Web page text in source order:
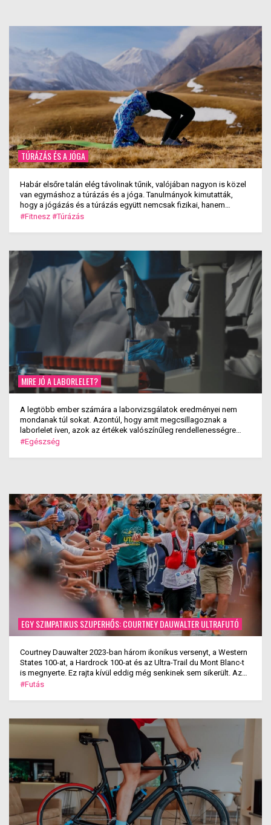
TÚRÁZÁS ÉS A JÓGA
Habár elsőre talán elég távolinak tűnik, valójában nagyon is közel
van egymáshoz a túrázás és a jóga. Tanulmányok kimutatták,
hogy a jógázás és a túrázás együtt nemcsak fizikai, hanem
mentális jóllétet is teremt.
#Fitnesz #Túrázás
MIRE JÓ A LABORLELET?
A legtöbb ember számára a laborvizsgálatok eredményei nem
mondanak túl sokat. Azontúl, hogy amit megcsillagoznak a
laborlelet íven, azok az értékek valószínűleg rendellenességre
utalnak, nem elég informatívak. Általában szükséges a
#Egészség
EGY SZIMPATIKUS SZUPERHŐS: COURTNEY DAUWALTER ULTRAFUTÓ
Courtney Dauwalter 2023-ban három ikonikus versenyt, a Western
States 100-at, a Hardrock 100-at és az Ultra-Trail du Mont Blanc-t
is megnyerte. Ez rajta kívül eddig még senkinek sem sikerült. Az
amerikai ultrafutót azonban nemcsak káprázatos sikerei miatt
kedvesség.
#Futás